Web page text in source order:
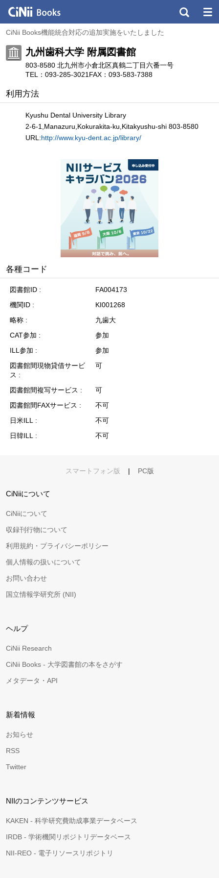
CiNii Books機能統合対応の追加実施をいたしました
九州歯科大学 附属図書館
803-8580 北九州市小倉北区真鶴二丁目六番一号
TEL：093-285-3021 FAX：093-583-7388
利用方法
Kyushu Dental University Library
2-6-1,Manazuru,Kokurakita-ku,Kitakyushu-shi 803-8580
URL:http://www.kyu-dent.ac.jp/library/
各種コード
図書館ID
FA004173
機関ID
KI001268
略称
九歯大
CAT参加
参加
ILL参加
参加
図書館間現物貸借サービ
ス
可
図書館間複写サービス
可
図書館間FAXサービス
不可
日米ILL
不可
日韓ILL
不可
スマートフォン版 | PC版
CiNiiについて
CiNiiについて
収録刊行物について
利用規約・プライバシーポリシー
個人情報の扱いについて
お問い合わせ
国立情報学研究所 (NII)
ヘルプ
CiNii Research
CiNii Books - 大学図書館の本をさがす
メタデータ・API
新着情報
お知らせ
RSS
Twitter
NIIのコンテンツサービス
KAKEN - 科学研究費助成事業データベース
IRDB - 学術機関リポジトリデータベース
NII-REO - 電子リソースリポジトリ